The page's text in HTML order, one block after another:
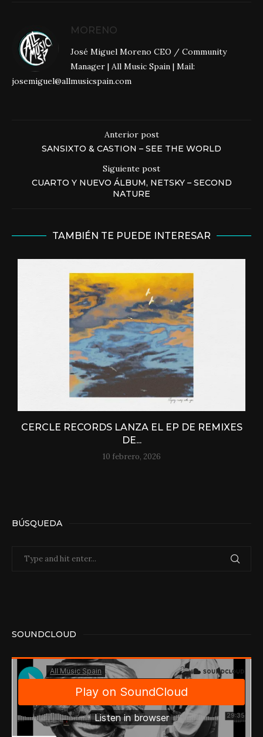
MORENO
José Miguel Moreno CEO / Community
Manager | All Music Spain | Mail:
josemiguel@allmusicspain.com
Anterior post
SANSIXTO & CASTION – SEE THE WORLD
Siguiente post
CUARTO Y NUEVO ÁLBUM, NETSKY – SECOND
NATURE
TAMBIÉN TE PUEDE INTERESAR
CERCLE RECORDS LANZA EL EP DE REMIXES
DE...
10 febrero, 2026
BÚSQUEDA
SOUNDCLOUD